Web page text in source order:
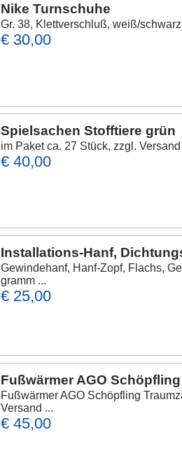
Nike Turnschuhe
Gr. 38, Klettverschluß, weiß/
€ 30,00
Spielsachen Stofftiere grün
im Paket ca. 27 Stück, zzgl.
€ 40,00
Installations-Hanf,
Gewindehanf, Hanf-Zopf, Flachs,
gramm ...
€ 25,00
Fußwärmer AGO
Fußwärmer AGO Schöpfling
Versand ...
€ 45,00